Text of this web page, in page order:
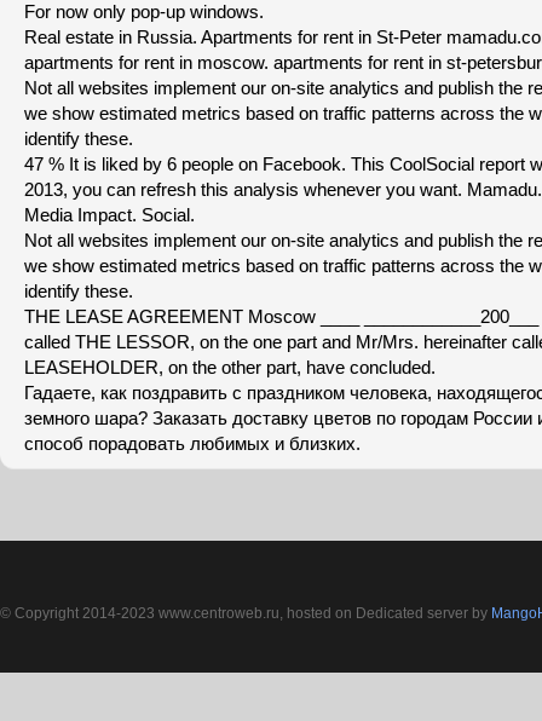
For now only pop-up windows.
Real estate in Russia. Apartments for rent in St-Peter
apartments for rent in moscow. apartments for rent in st-
Not all websites implement our on-site analytics and publish the
we show estimated metrics based on traffic patterns across the
identify these.
47 % It is liked by 6 people on Facebook. This CoolSocial report
2013, you can refresh this analysis whenever you want.
Media Impact. Social.
Not all websites implement our on-site analytics and publish the
we show estimated metrics based on traffic patterns across the
identify these.
THE LEASE AGREEMENT Moscow ____
called THE LESSOR, on the one part and Mr/Mrs. hereinafter
LEASEHOLDER, on the other part, have concluded.
Гадаете, как поздравить с праздником человека,
земного шара? Заказать доставку цветов по городам
способ порадовать любимых и близких.
© Copyright 2014-2023 www.centroweb.ru, hosted on Dedicated server by